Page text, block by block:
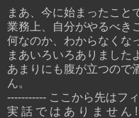
まあ、今に始まったこと
業務上、自分がやるべき
何なのか、わからなくな
まあいろいろありました
あまりにも腹が立つので
ん。
----------- ここから先はフ
実 話 で は あ り ま せ ん !